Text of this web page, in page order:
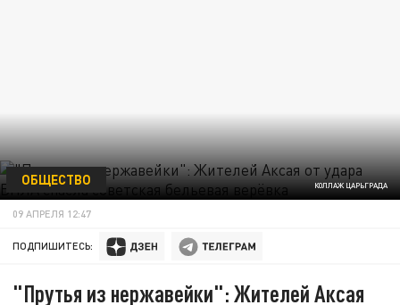
КОЛЛАЖ ЦАРЬГРАДА
ОБЩЕСТВО
09 АПРЕЛЯ 12:47
ПОДПИШИТЕСЬ:
"Прутья из нержавейки": Жителей Аксая